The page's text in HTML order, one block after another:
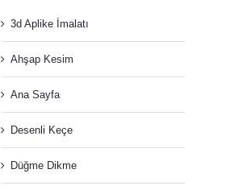
3d Aplike İmalatı
Ahşap Kesim
Ana Sayfa
Desenli Keçe
Düğme Dikme